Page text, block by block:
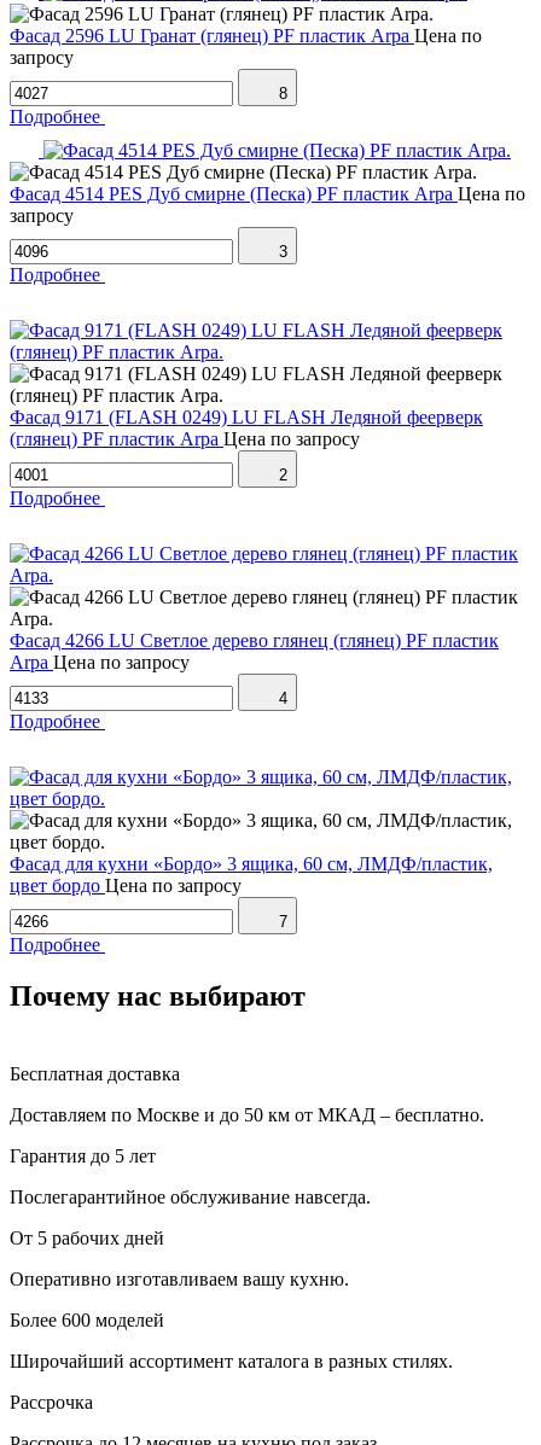
Фасад 2596 LU Гранат (глянец) PF пластик Arpa Цена по
запросу
8
Подробнее
Фасад 4514 PES Дуб смирне (Песка) PF пластик Arpa Цена по
запросу
3
Подробнее
Фасад 9171 (FLASH 0249) LU FLASH Ледяной феерверк
(глянец) PF пластик Arpa Цена по запросу
2
Подробнее
Фасад 4266 LU Светлое дерево глянец (глянец) PF пластик
Arpa Цена по запросу
4
Подробнее
Фасад для кухни «Бордо» 3 ящика, 60 см, ЛМДФ/пластик,
цвет бордо Цена по запросу
7
Подробнее
Почему нас выбирают
Бесплатная доставка
Доставляем по Москве и до 50 км от МКАД – бесплатно.
Гарантия до 5 лет
Послегарантийное обслуживание навсегда.
От 5 рабочих дней
Оперативно изготавливаем вашу кухню.
Более 600 моделей
Широчайший ассортимент каталога в разных стилях.
Рассрочка